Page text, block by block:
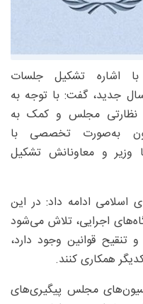
اشاره تشکیل جلسات
جدید، گفت: با توجه به
نظارتی مجلس و کمک به
به‌صورت تخصصی با
وزیر و معاونانش تشکیل
ادامه داد: در این
اجرایی، تلاش می‌شود
تنقیح قوانین وجود دارد،
همکاری ‌کنند.
مجلس پیگیری‌های